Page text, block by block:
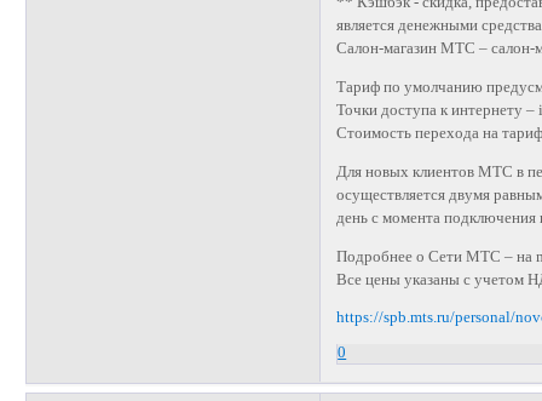
является денежными
Салон-магазин МТС –
Тариф по умолчанию
Точки доступа к интернету
Стоимость перехода на
Для новых клиентов МТС в
осуществляется двумя
день с момента подключения
Подробнее о Сети МТС – на
Все цены указаны с учетом
https://spb.mts.ru/personal/
0